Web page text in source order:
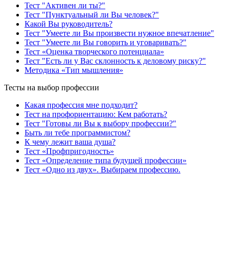
Тест "Активен ли ты?"
Тест "Пунктуальный ли Вы человек?"
Какой Вы руководитель?
Тест "Умеете ли Вы произвести нужное впечатление"
Тест "Умеете ли Вы говорить и уговаривать?"
Тест «Оценка творческого потенциала»
Тест "Есть ли у Вас склонность к деловому риску?"
Методика «Тип мышления»
Тесты на выбор профессии
Какая профессия мне подходит?
Тест на профориентацию: Кем работать?
Тест "Готовы ли Вы к выбору профессии?"
Быть ли тебе программистом?
К чему лежит ваша душа?
Тест «Профпригодность»
Тест «Определение типа будущей профессии»
Тест «Одно из двух». Выбираем профессию.